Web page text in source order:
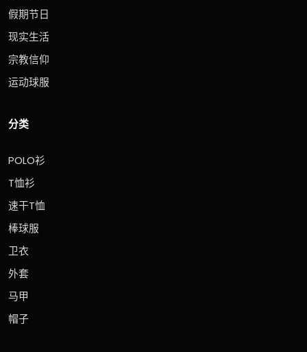
假期节日
现实生活
宗教信仰
运动球服
分类
POLO衫
T恤衫
速干T恤
棒球服
卫衣
外套
马甲
帽子